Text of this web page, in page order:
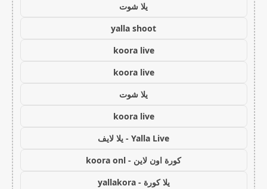
يلا شوت
yalla shoot
koora live
koora live
يلا شوت
koora live
Yalla Live - يلا لايف
كورة اون لاين - koora onl
يلا كورة - yallakora